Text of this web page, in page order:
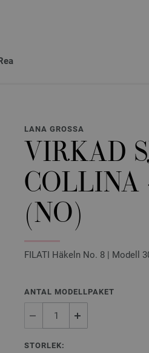
LANA GROSSA
VIRKAD
COLLINA
(NO)
FILATI Häkeln No. 8 | Modell
ANTAL MODELLPAKET
STORLEK: